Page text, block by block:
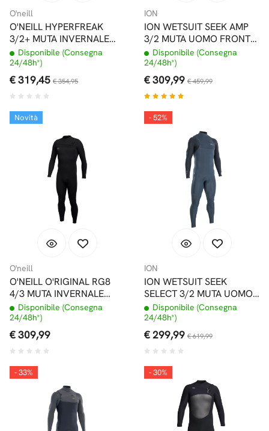
O'neill
O'NEILL HYPERFREAK
3/2+ MUTA INVERNALE
FRONT ZIP
Disponibile (Consegna
24/48h*)
€ 319,45 € 354,95
ION
ION WETSUIT SEEK AMP
3/2 MUTA UOMO FRONT
ZIP TIE DYE LTD GREY
Disponibile (Consegna
24/48h*)
€ 309,99 € 459,99
Novità
O'neill
O'NEILL O'RIGINAL RG8
4/3 MUTA INVERNALE
YULEX FRONT ZIP BLACK
Disponibile (Consegna
24/48h*)
€ 309,99
- 52%
ION
ION WETSUIT SEEK
SELECT 3/2 MUTA UOMO
FRONT ZIP DEEP SEA
Disponibile (Consegna
24/48h*)
€ 299,99 € 619,99
- 33% - 30%